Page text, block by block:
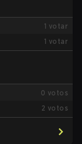
1 votar
1 votar
0 votos
2 votos